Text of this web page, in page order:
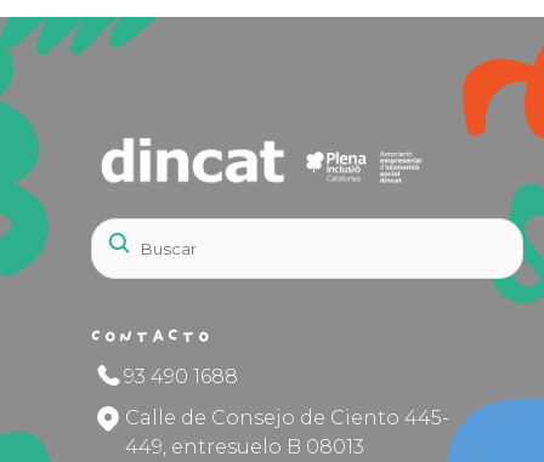
Contacto
93 490 1688
Calle de Consejo de Ciento 445-
449, entresuelo B 08013